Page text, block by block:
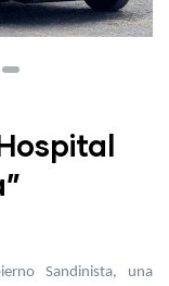
Sandinista, una